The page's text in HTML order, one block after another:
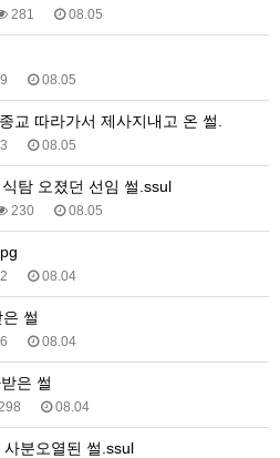
281 08.05
08.05
교 따라가서 제사지내고 온 썰.
08.05
탐 오졌던 선임 썰.ssul
230 08.05
08.04
썰
08.04
은 썰
08.04
분오열된 썰.ssul